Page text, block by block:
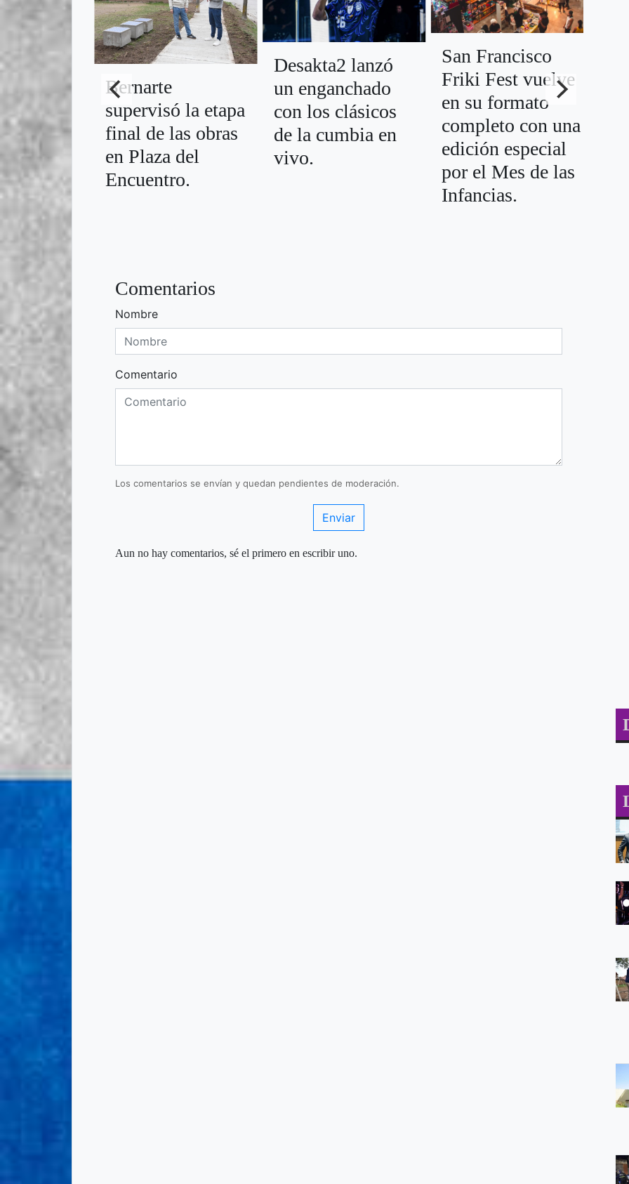
Bernarte
supervisó la etapa
final de las obras
en Plaza del
Encuentro.
Desakta2 lanzó
un enganchado
con los clásicos
de la cumbia en
vivo.
San Francisco
Friki Fest vuelve
en su formato
completo con una
edición especial
por el Mes de las
Infancias.
Comentarios
Nombre
Comentario
Los comentarios se envían y quedan pendientes de moderación.
Enviar
Aun no hay comentarios, sé el primero en escribir uno.